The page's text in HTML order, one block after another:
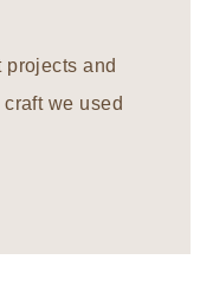
projects and
we used